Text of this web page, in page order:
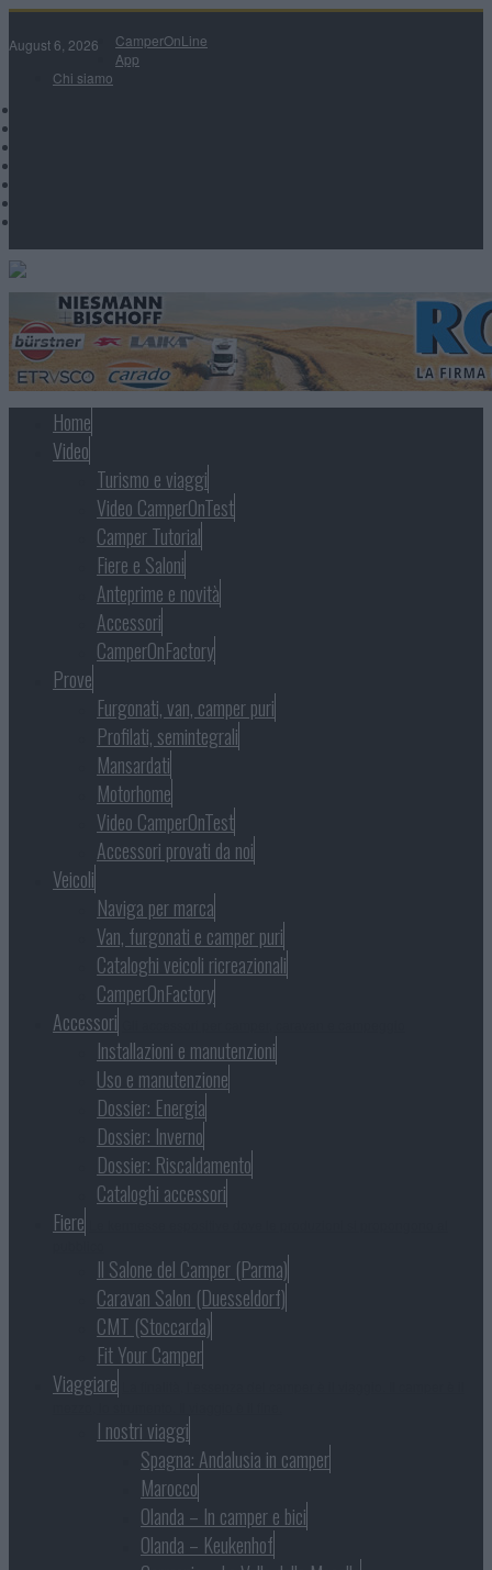
August 6, 2026
CamperOnLine
App
Chi siamo
Home
Video
Turismo e viaggi
Video CamperOnTest
Camper Tutorial
Fiere e Saloni
Anteprime e novità
Accessori
CamperOnFactory
Prove
Furgonati, van, camper puri
Profilati, semintegrali
Mansardati
Motorhome
Video CamperOnTest
Accessori provati da noi
Veicoli
Naviga per marca
Van, furgonati e camper puri
Cataloghi veicoli ricreazionali
CamperOnFactory
Accessori
Installazioni e manutenzioni
Uso e manutenzione
Dossier: Energia
Dossier: Inverno
Dossier: Riscaldamento
Cataloghi accessori
Fiere
Il Salone del Camper (Parma)
Caravan Salon (Duesseldorf)
CMT (Stoccarda)
Fit Your Camper
Viaggiare
I nostri viaggi
Spagna: Andalusia in camper
Marocco
Olanda – In camper e bici
Olanda – Keukenhof